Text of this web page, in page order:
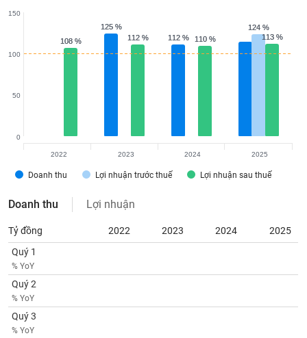
125 %
125 %
112 %
112 %
124 %
124 %
108 %
108 % 112 %
112 % 110 %
110 % 113 %
113 %
Doanh thu Lợi nhuận trước thuế Lợi nhuận sau thuế
0
50
100
150
2022 2023 2024 2025
Doanh thu Lợi nhuận
Tỷ đồng 2022 2023 2024
2025
Quý 1
% YoY
Quý 2
% YoY
Quý 3
% YoY